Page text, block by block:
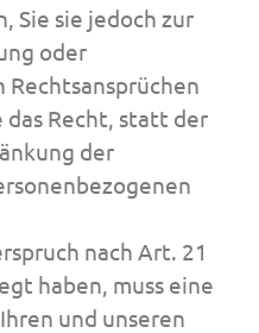
Sie sie jedoch zur
oder
Rechtsansprüchen
das Recht, statt der
der
nach Art. 21
haben, muss eine
und unseren